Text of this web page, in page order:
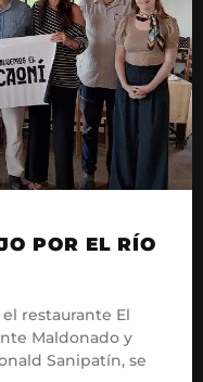
POR EL RÍO
restaurante El
Maldonado y
Sanipatín, se